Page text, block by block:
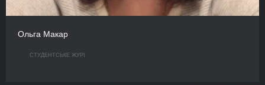
Ольга Макар
СТУДЕНТСЬКЕ ЖУРІ